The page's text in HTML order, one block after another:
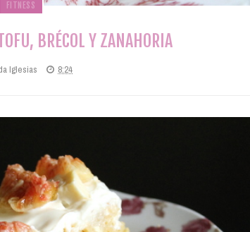
FITNESS
BRÉCOL Y ZANAHORIA
Iglesias 8:24